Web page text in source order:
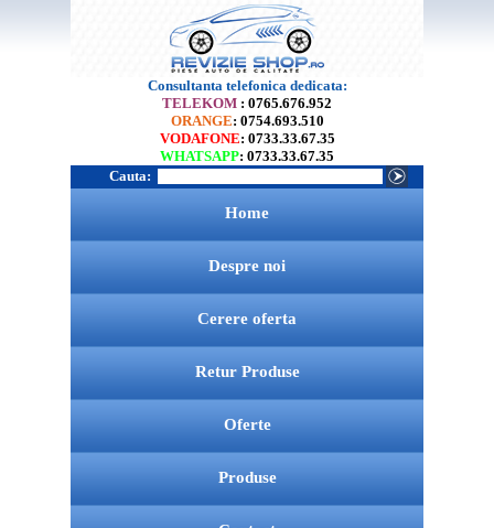
Consultanta telefonica dedicata:
TELEKOM : 0765.676.952
ORANGE: 0754.693.510
VODAFONE: 0733.33.67.35
WHATSAPP: 0733.33.67.35
Cauta:
Home
Despre noi
Cerere oferta
Retur Produse
Oferte
Produse